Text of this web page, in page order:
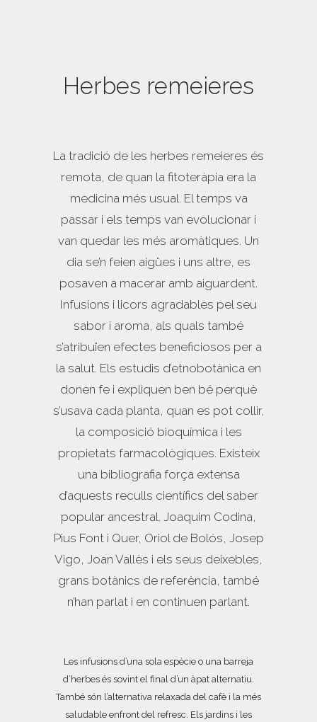
Herbes remeieres
La tradició de les herbes remeieres és
remota, de quan la fitoteràpia era la
medicina més usual. El temps va
passar i els temps van evolucionar i
van quedar les més aromàtiques. Un
dia se’n feien aigües i uns altre, es
posaven a macerar amb aiguardent.
Infusions i licors agradables pel seu
sabor i aroma, als quals també
s’atribuïen efectes beneficiosos per a
la salut. Els estudis d’etnobotànica en
donen fe i expliquen ben bé perquè
s’usava cada planta, quan es pot collir,
la composició bioquímica i les
propietats farmacològiques. Existeix
una bibliografia força extensa
d’aquests reculls científics del saber
popular ancestral. Joaquim Codina,
Pius Font i Quer, Oriol de Bolós, Josep
Vigo, Joan Vallès i els seus deixebles,
grans botànics de referència, també
n’han parlat i en continuen parlant.
Les infusions d’una sola espècie o una barreja
d’herbes és sovint el final d’un àpat alternatiu.
També són l’alternativa relaxada del cafè i la més
saludable enfront del refresc. Els jardins i les